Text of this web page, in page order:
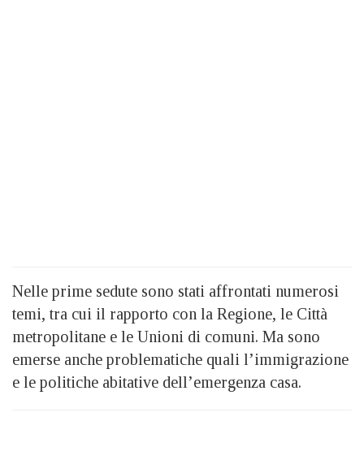
Nelle prime sedute sono stati affrontati numerosi
temi, tra cui il rapporto con la Regione, le Città
metropolitane e le Unioni di comuni. Ma sono
emerse anche problematiche quali l’immigrazione
e le politiche abitative dell’emergenza casa.